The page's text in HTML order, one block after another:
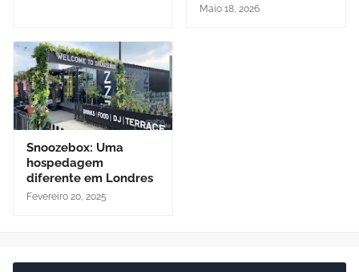
Maio 18, 2026
Snoozebox: Uma
hospedagem
diferente em Londres
Fevereiro 20, 2025